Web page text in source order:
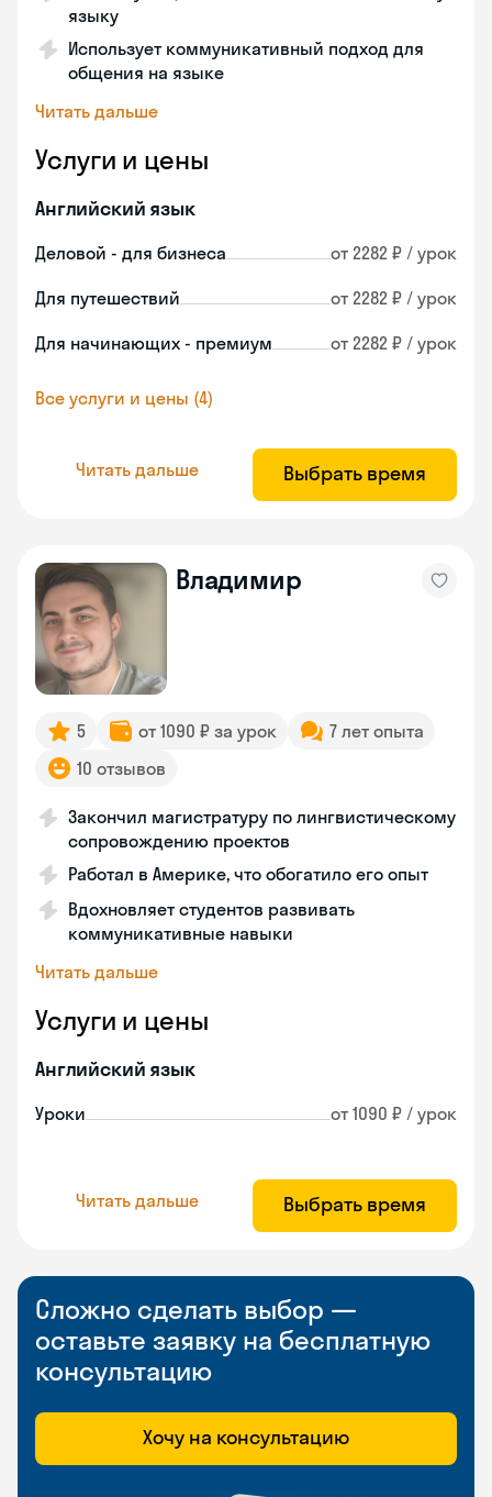
языку
Использует коммуникативный подход для
общения на языке
Читать дальше
Услуги и цены
Английский язык
Деловой - для бизнеса от 2282 ₽ / урок
Для путешествий от 2282 ₽ / урок
Для начинающих - премиум от 2282 ₽ / урок
Все услуги и цены (4)
Читать дальше Выбрать время
Владимир
5 от 1090 ₽ за урок
7 лет опыта
10 отзывов
Закончил магистратуру по лингвистическому
сопровождению проектов
Работал в Америке, что обогатило его опыт
Вдохновляет студентов развивать
коммуникативные навыки
Читать дальше
Услуги и цены
Английский язык
Уроки от 1090 ₽ / урок
Читать дальше Выбрать время
Сложно сделать выбор —
оставьте заявку на бесплатную
консультацию
Хочу на консультацию